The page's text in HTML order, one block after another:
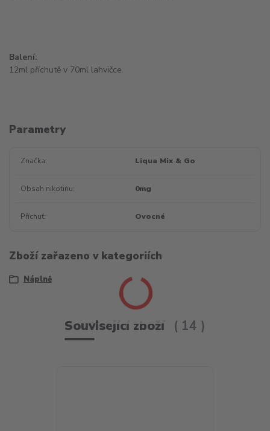
Balení:
12ml příchutě v 70ml lahvičce.
Parametry
Značka Liqua Mix & Go
Obsah nikotinu 0mg
Příchuť Ovocné
Zboží zařazeno v kategoriích
Náplně
Související zboží 14